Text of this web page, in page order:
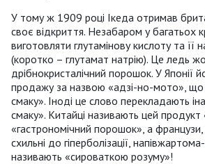
У тому ж 1909 році Ікеда отримав
своє відкриття. Незабаром у багатьох
виготовляти глутамінову кислоту та її
(коротко – глутамат натрію). Це ледь
дрібнокристалічний порошок. У Японії
продажу за назвою «адзі-но-мото», що
смаку». Іноді це слово перекладають
смаку». Китайці називають цей
«гастрономічний порошок», а французи,
схильні до гіперболізації,
називають «сироваткою розуму»!